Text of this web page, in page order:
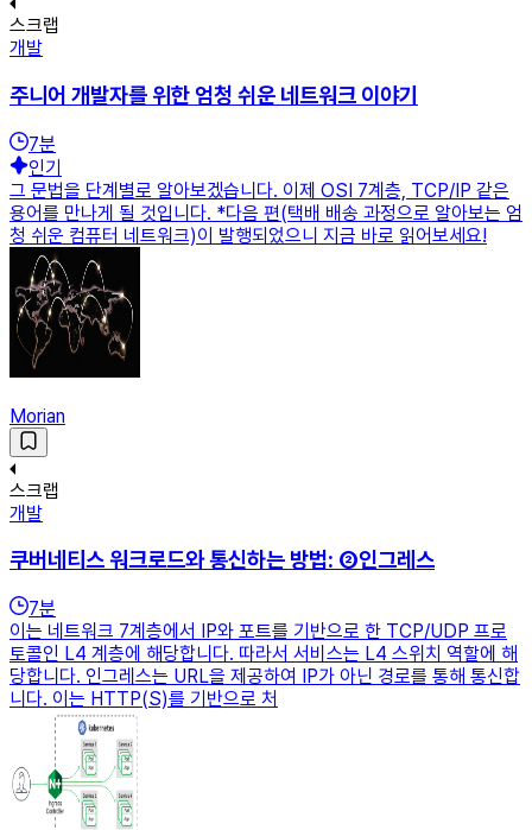
스크랩
개발
주니어 개발자를 위한 엄청 쉬운 네트워크 이야기
7분
인기
그 문법을 단계별로 알아보겠습니다. 이제 OSI 7계층, TCP/IP 같은
용어를 만나게 될 것입니다. *다음 편(택배 배송 과정으로 알아보는 엄
청 쉬운 컴퓨터 네트워크)이 발행되었으니 지금 바로 읽어보세요!
Morian
스크랩
개발
쿠버네티스 워크로드와 통신하는 방법: ②인그레스
7분
이는 네트워크 7계층에서 IP와 포트를 기반으로 한 TCP/UDP 프로
토콜인 L4 계층에 해당합니다. 따라서 서비스는 L4 스위치 역할에 해
당합니다. 인그레스는 URL을 제공하여 IP가 아닌 경로를 통해 통신합
니다. 이는 HTTP(S)를 기반으로 처